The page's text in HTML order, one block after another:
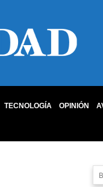
TECNOLOGÍA OPINIÓN